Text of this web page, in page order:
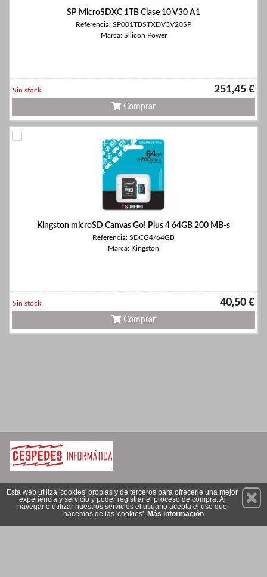
SP MicroSDXC 1TB Clase 10 V30 A1
Referencia: SP001TBSTXDV3V20SP
Marca: Silicon Power
251,45 €
Sin stock
Comprar
Kingston microSD Canvas Go! Plus 4 64GB 200 MB-s
Referencia: SDCG4/64GB
Marca: Kingston
40,50 €
Sin stock
Comprar
Suscríbete
Esta web utiliza 'cookies' propias y de terceros para ofrecerle una mejor
experiencia y servicio y poder registrar el proceso de compra. Al
navegar o utilizar nuestros servicios el usuario acepta el uso que
hacemos de las 'cookies'. Más información